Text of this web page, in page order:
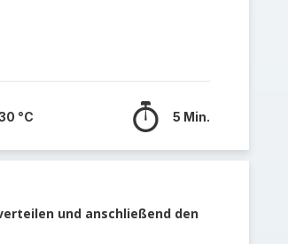
°C 5 Min.
und anschließend den